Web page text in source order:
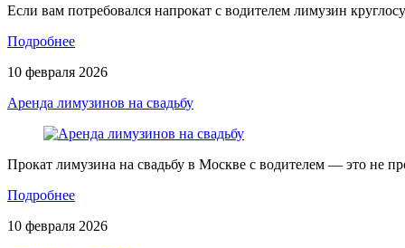
Если вам потребовался напрокат с водителем лимузин
Подробнее
10 февраля 2026
Аренда лимузинов на свадьбу
Прокат лимузина на свадьбу в Москве с водителем — это не
Подробнее
10 февраля 2026